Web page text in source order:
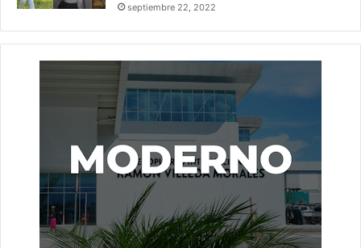
septiembre 22, 2022